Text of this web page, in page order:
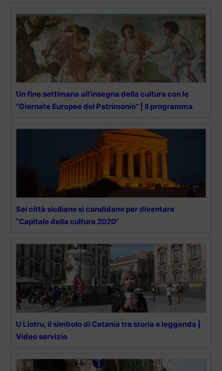
Un fine settimana all’insegna della cultura con le
“Giornate Europee del Patrimonio” | Il programma
Sei città siciliane si candidano per diventare
“Capitale della cultura 2020”
U Liotru, il simbolo di Catania tra storia e leggenda |
Video servizio